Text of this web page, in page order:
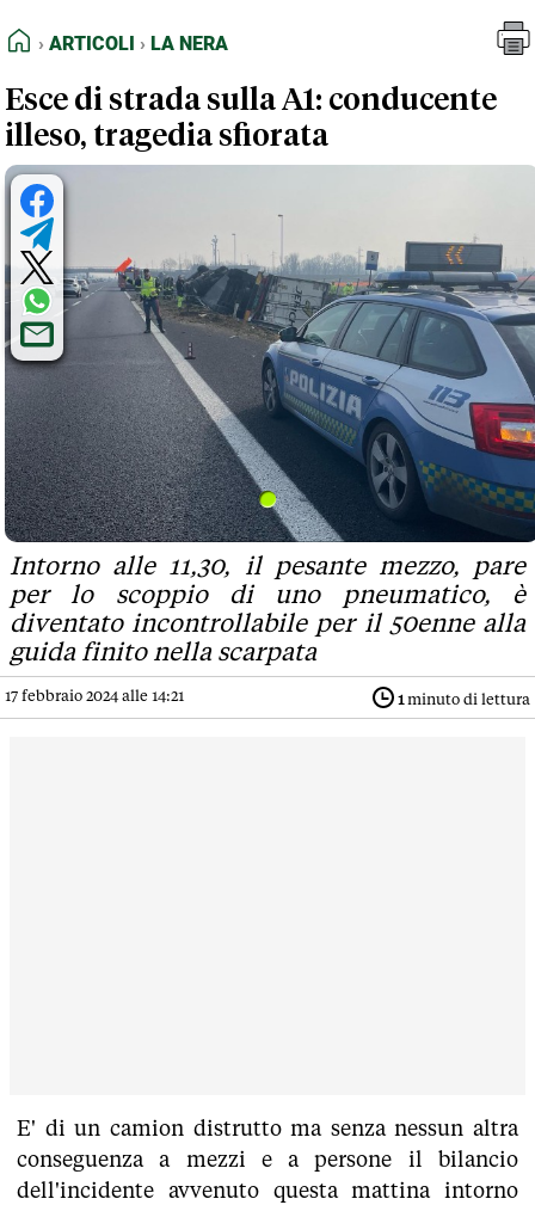
FEED RSS
NORMATIVE DEONTOLOGICHE
TERMINI e CONDIZIONI
HOME
ARTICOLI LA NERA
Esce di strada sulla A1: conducente
illeso, tragedia sfiorata
Intorno alle 11,30, il pesante mezzo, pare
per lo scoppio di uno pneumatico, è
diventato incontrollabile per il 50enne alla
guida finito nella scarpata
17 febbraio 2024 alle 14:21 1minuto di lettura
E' di un camion distrutto ma senza nessun altra
conseguenza a mezzi e a persone il bilancio
dell'incidente avvenuto questa mattina intorno